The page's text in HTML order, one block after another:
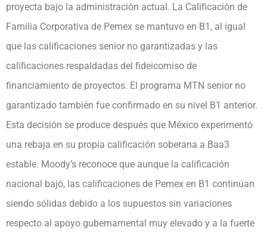
proyecta bajo la administración actual. La Calificación de
Familia Corporativa de Pemex se mantuvo en B1, al igual
que las calificaciones senior no garantizadas y las
calificaciones respaldadas del fideicomiso de
financiamiento de proyectos. El programa MTN senior no
garantizado también fue confirmado en su nivel B1 anterior.
Esta decisión se produce después que México experimentó
una rebaja en su propia calificación soberana a Baa3
estable. Moody’s reconoce que aunque la calificación
nacional bajó, las calificaciones de Pemex en B1 continúan
siendo sólidas debido a los supuestos sin variaciones
respecto al apoyo gubernamental muy elevado y a la fuerte